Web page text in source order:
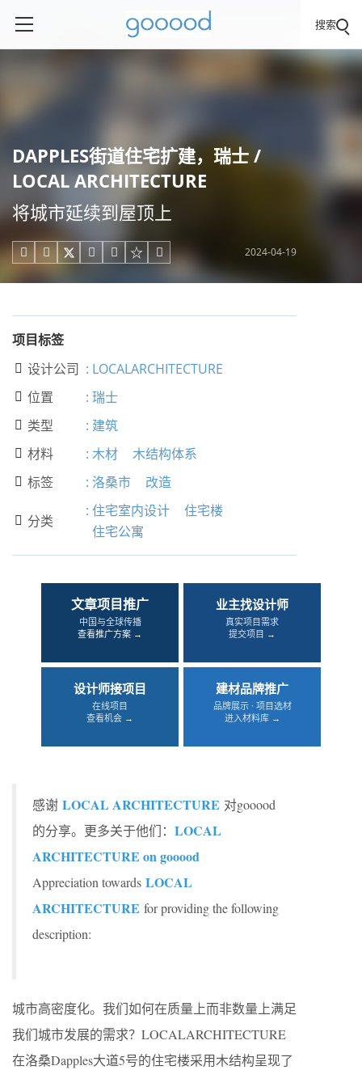
搜索
DAPPLES街道住宅扩建，瑞士 /
LOCAL ARCHITECTURE
将城市延续到屋顶上
     2024-04-19
项目标签
 设计公司 : LOCALARCHITECTURE
 位置 : 瑞士
 类型 : 建筑
 材料 : 木材 木结构体系
 标签 : 洛桑市 改造
 分类
: 住宅室内设计
住宅楼
住宅公寓
文章项目推广
中国与全球传播
查看推广方案 →
业主找设计师
真实项目需求
提交项目 →
设计师接项目
在线项目
查看机会 →
建材品牌推广
品牌展示 · 项目选材
进入材料库 →
感谢 LOCAL ARCHITECTURE 对gooood
的分享。更多关于他们： LOCAL
ARCHITECTURE on gooood
Appreciation towards LOCAL
ARCHITECTURE for providing the following
description:
城市高密度化。我们如何在质量上而非数量上满足
我们城市发展的需求？LOCALARCHITECTURE
在洛桑Dapples大道5号的住宅楼采用木结构呈现了